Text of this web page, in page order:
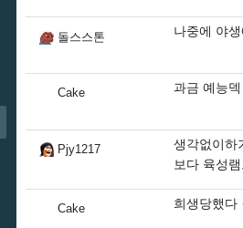
돌스스톤 나중에 야
Cake 과금 예능
Pjy1217
생각없이하
보다 육성
Cake 희생당했다